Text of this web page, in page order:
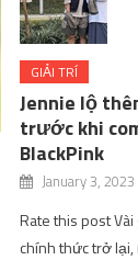
GIẢI TRÍ
Jennie lộ
trước khi
BlackPink
January 3, 2023
Rate this post
chính thức trở